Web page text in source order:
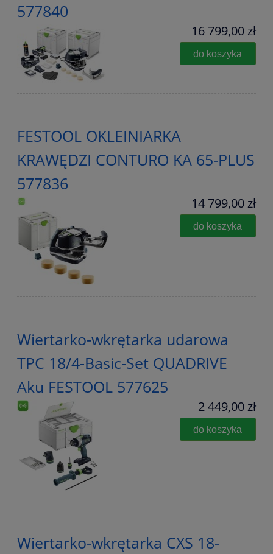
577840
16 799,00 zł
do koszyka
FESTOOL OKLEINIARKA
KRAWĘDZI CONTURO KA 65-PLUS
577836
14 799,00 zł
do koszyka
Wiertarko-wkrętarka udarowa
TPC 18/4-Basic-Set QUADRIVE
Aku FESTOOL 577625
2 449,00 zł
do koszyka
Wiertarko-wkrętarka CXS 18-